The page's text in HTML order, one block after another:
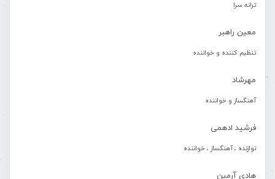
ترانه سرا
معین راهبر
تنظیم کننده و خواننده
مهرشاد
آهنگساز و خواننده
فرشید ادهمی
نوازنده ، آهنگساز ، خواننده
هادی آرمین